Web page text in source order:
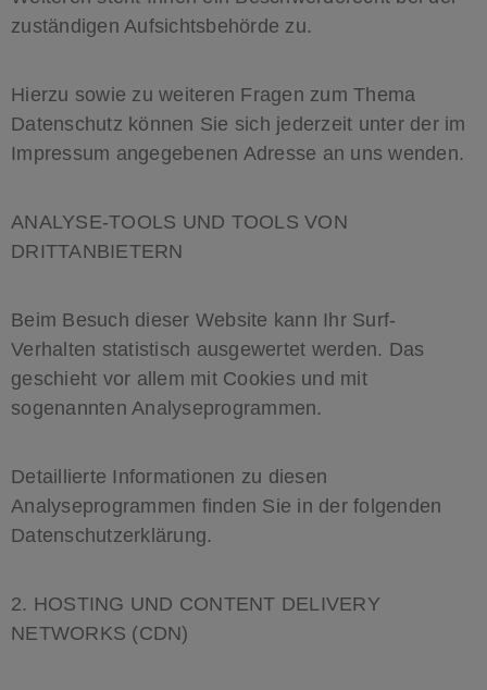
zuständigen Aufsichtsbehörde zu.
Hierzu sowie zu weiteren Fragen zum Thema
Datenschutz können Sie sich jederzeit unter der im
Impressum angegebenen Adresse an uns wenden.
ANALYSE-TOOLS UND TOOLS VON
DRITTANBIETERN
Beim Besuch dieser Website kann Ihr Surf-
Verhalten statistisch ausgewertet werden. Das
geschieht vor allem mit Cookies und mit
sogenannten Analyseprogrammen.
Detaillierte Informationen zu diesen
Analyseprogrammen finden Sie in der folgenden
Datenschutzerklärung.
2. HOSTING UND CONTENT DELIVERY
NETWORKS (CDN)